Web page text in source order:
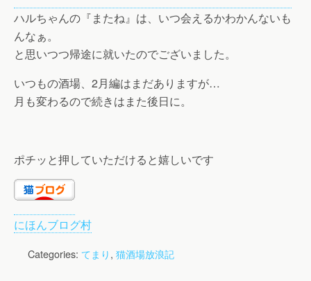
ハルちゃんの『またね』は、いつ会えるかわかんないも
んなぁ。
と思いつつ帰途に就いたのでございました。
いつもの酒場、2月編はまだありますが…
月も変わるので続きはまた後日に。
ポチッと押していただけると嬉しいです
にほんブログ村
Categories: てまり, 猫酒場放浪記